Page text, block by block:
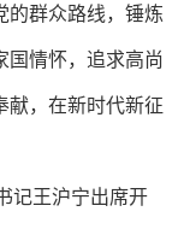
的群众路线，锤炼
国情怀，追求高尚
献，在新时代新征
王沪宁出席开